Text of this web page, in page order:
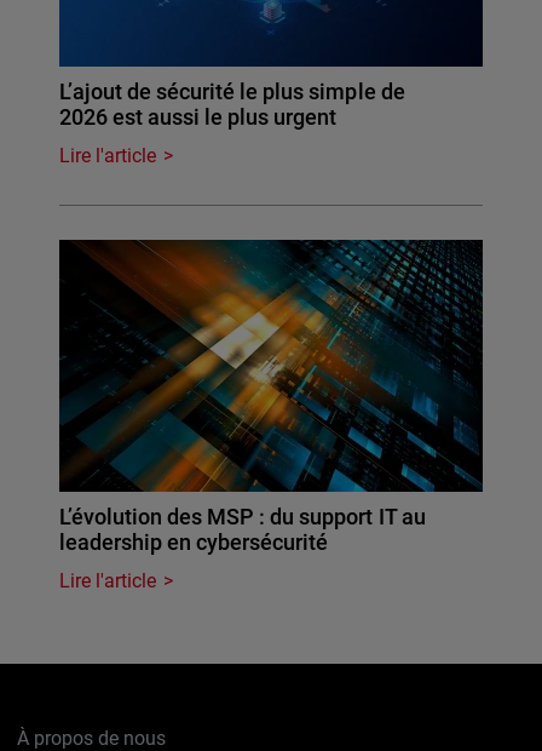
L’ajout de sécurité le plus simple de
2026 est aussi le plus urgent
Lire l'article
L’évolution des MSP : du support IT au
leadership en cybersécurité
Lire l'article
À propos de nous